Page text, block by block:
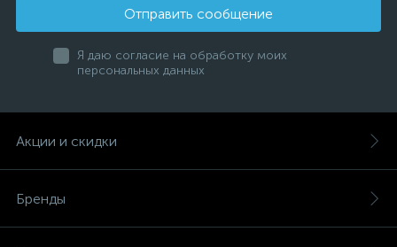
Отправить сообщение
Я даю согласие на обработку моих
персональных данных
Акции и скидки
Бренды